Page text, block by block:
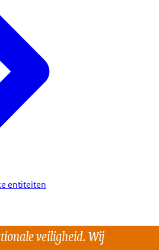
entiteiten
veiligheid. Wij